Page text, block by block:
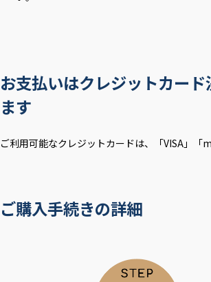
お支払いはクレジットカー
ます
ご利用可能なクレジットカードは、「VISA」「
ご購入手続きの詳細